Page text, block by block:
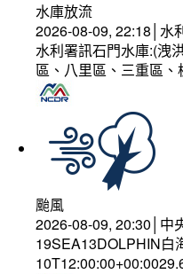
水庫放流
2026-08-09, 22:18│水
水利署訊石門水庫:(洩
區、八里區、三重區
颱風
2026-08-09, 20:30│中
19SEA13DOLPHIN白